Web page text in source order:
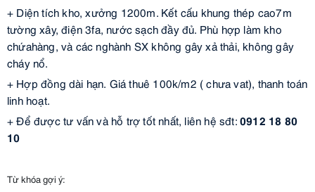
+ Diện tích kho, xưởng 1200m.Kết cấu khung thép cao7m
tường xây, điện 3fa, nước sạch đầy đủ. Phù hợp làm kho
chứahàng, và các nghành SX không gây xả thải, không gây
cháy nổ.
+ Hợp đồng dài hạn. Giá thuê 100k/m2 ( chưa vat), thanh toán
linh hoạt.
+ Để được tư vấn và hỗ trợ tốt nhất, liên hệ sđt:0912 18 80
10
Từ khóa gợi ý: